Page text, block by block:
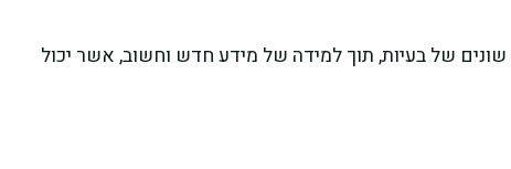
של בעיות, תוך למידה של מידע חדש וחשוב, אשר יכול